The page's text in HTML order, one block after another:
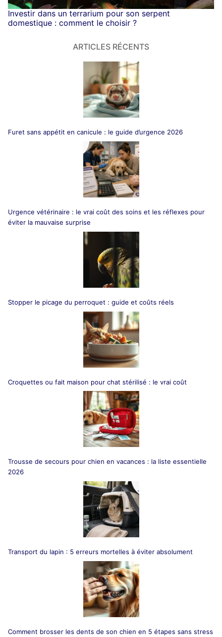
Investir dans un terrarium pour son serpent
domestique : comment le choisir ?
ARTICLES RÉCENTS
Furet sans appétit en canicule : le guide d’urgence 2026
Urgence vétérinaire : le vrai coût des soins et les réflexes pour
éviter la mauvaise surprise
Stopper le picage du perroquet : guide et coûts réels
Croquettes ou fait maison pour chat stérilisé : le vrai coût
Trousse de secours pour chien en vacances : la liste essentielle
2026
Transport du lapin : 5 erreurs mortelles à éviter absolument
Comment brosser les dents de son chien en 5 étapes sans stress